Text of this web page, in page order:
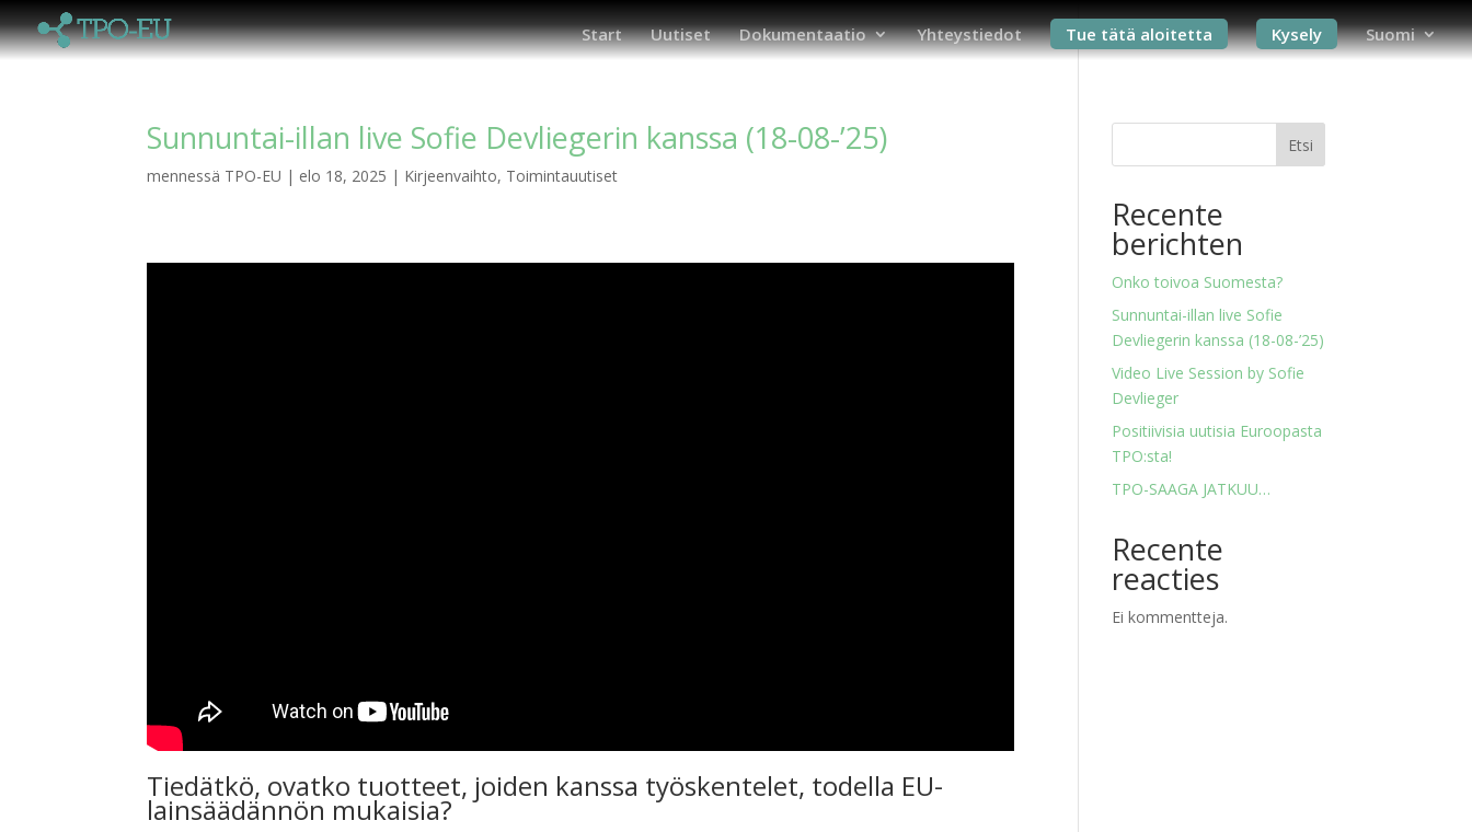
Start Uutiset Dokumentaatio Yhteystiedot Tue tätä aloitetta Kysely Suomi
Sunnuntai-illan live Sofie Devliegerin kanssa (18-08-’25)
mennessä TPO-EU | elo 18, 2025 | Kirjeenvaihto, Toimintauutiset
Tiedätkö, ovatko tuotteet, joiden kanssa työskentelet, todella EU-
lainsäädännön mukaisia?
Etsi
Recente
berichten
Onko toivoa Suomesta?
Sunnuntai-illan live Sofie
Devliegerin kanssa (18-08-’25)
Video Live Session by Sofie
Devlieger
Positiivisia uutisia Euroopasta
TPO:sta!
TPO-SAAGA JATKUU…
Recente
reacties
Ei kommentteja.